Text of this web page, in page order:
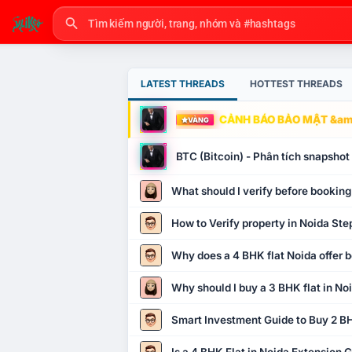
LATEST THREADS HOTTEST THREADS
VÀNG CẢNH BÁO BẢO MẬT
BTC (Bitcoin) - Phân tích
What should I verify before
How to Verify property in Noida
Why does a 4 BHK flat Noida offer
Why should I buy a 3 BHK flat in
Smart Investment Guide to Buy 2